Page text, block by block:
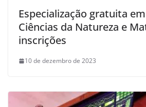
Especialização gratuita
Ciências da Natureza e
inscrições
10 de dezembro de 2023